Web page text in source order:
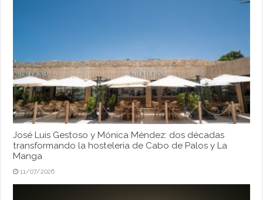
José Luis Gestoso y Mónica Méndez: dos décadas
transformando la hostelería de Cabo de Palos y La
Manga
11/07/2026